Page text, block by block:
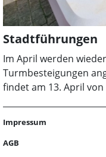
Stadtführungen
Im April werden
Turmbesteigungen
findet am 13. April
Uhr zeigt Irmina
Kulinarisch“ – mit
Impressum
AGB